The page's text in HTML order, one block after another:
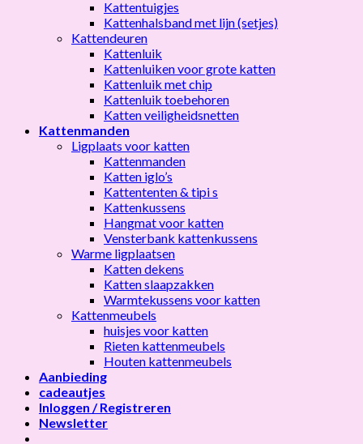
Kattentuigjes
Kattenhalsband met lijn (setjes)
Kattendeuren
Kattenluik
Kattenluiken voor grote katten
Kattenluik met chip
Kattenluik toebehoren
Katten veiligheidsnetten
Kattenmanden
Ligplaats voor katten
Kattenmanden
Katten iglo’s
Kattententen & tipi s
Kattenkussens
Hangmat voor katten
Vensterbank kattenkussens
Warme ligplaatsen
Katten dekens
Katten slaapzakken
Warmtekussens voor katten
Kattenmeubels
huisjes voor katten
Rieten kattenmeubels
Houten kattenmeubels
Aanbieding
cadeautjes
Inloggen / Registreren
Newsletter